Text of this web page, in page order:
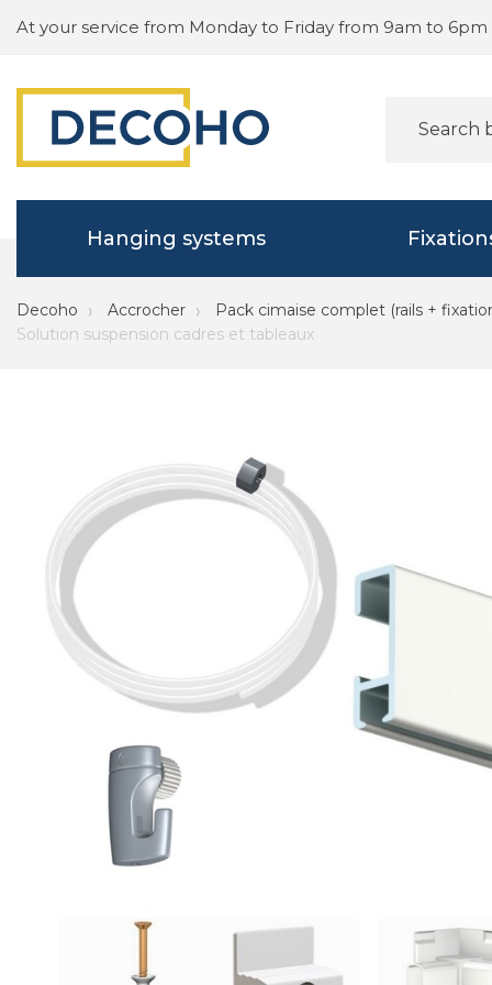
At your service from Monday to Friday from 9am to 6pm
Hanging systems
Decoho Accrocher
Pack cimaise complet (rails +
Solution suspension cadres et tableaux